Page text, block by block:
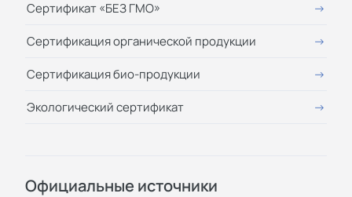
Сертификат «БЕЗ ГМО»
Сертификация органической продукции
Сертификация био-продукции
Экологический сертификат
Официальные источники